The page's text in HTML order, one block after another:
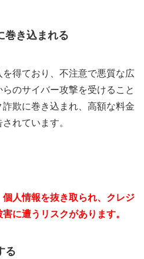
巻き込まれる
得ており、不注意で悪質な広
のサイバー攻撃を受けること
欺に巻き込まれ、高額な料金
れています。
個人情報を抜き取られ、クレジ
に遭うリスクがあります。
る